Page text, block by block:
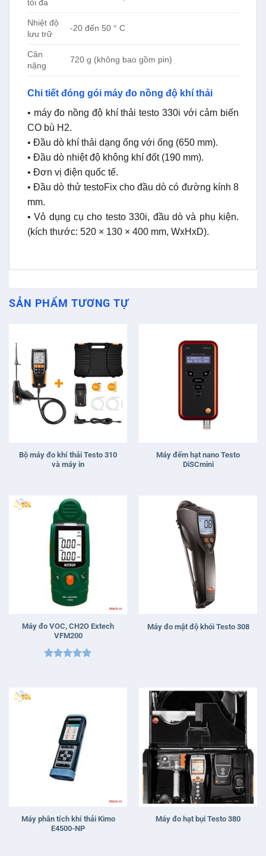
tối đa
Nhiệt độ
lưu trữ
-20 đến 50 ° C
Cân
nặng
720 g (không bao gồm pin)
Chi tiết đóng gói máy đo nồng độ khí thải
• máy đo nồng độ khí thải testo 330i với cảm biến
CO bù H2.
• Đầu dò khí thải dạng ống với ống (650 mm).
• Đầu dò nhiệt độ không khí đốt (190 mm).
• Đơn vị điện quốc tế.
• Đầu dò thử testoFix cho đầu dò có đường kính 8
mm.
• Vỏ dụng cụ cho testo 330i, đầu dò và phụ kiện.
(kích thước: 520 × 130 × 400 mm, WxHxD).
SẢN PHẨM TƯƠNG TỰ
Bộ máy đo khí thải Testo 310
và máy in
Máy đếm hạt nano Testo
DiSCmini
Máy đo VOC, CH2O Extech
VFM200
Máy đo mật độ khói Testo 308
Máy phân tích khí thải Kimo
E4500-NP
Máy đo hạt bụi Testo 380